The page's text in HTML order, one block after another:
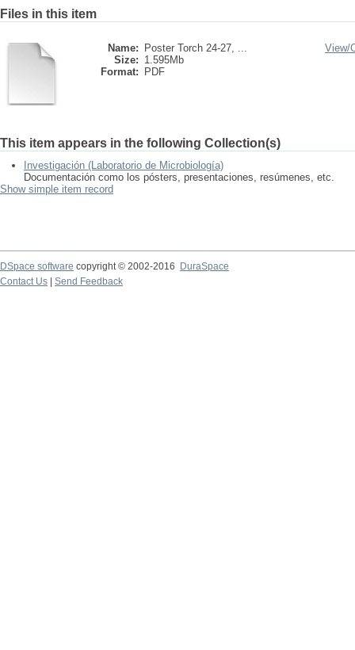
Files in this item
Name:
Poster Torch 24-27, ...
Size: 1.595Mb
Format:
PDF
View/
This item appears in the following Collection(s)
Investigación (Laboratorio de Microbiología)
Documentación como los pósters, presentaciones, resúmenes, etc.
Show simple item record
DSpace software copyright © 2002-2016
DuraSpace
Contact Us
Send Feedback